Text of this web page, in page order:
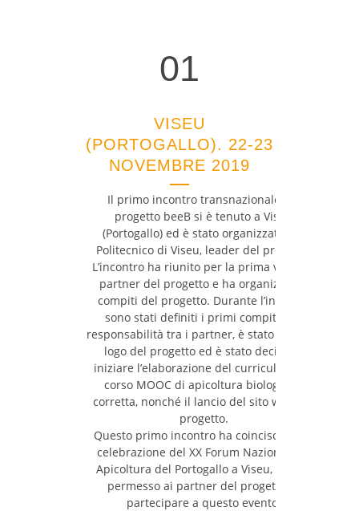
01
VISEU
(PORTOGALLO). 22-23
NOVEMBRE 2019
Il primo incontro transnazionale del
progetto beeB si è tenuto a Viseu
(Portogallo) ed è stato organizzato dal
Politecnico di Viseu, leader del progetto.
L’incontro ha riunito per la prima volta i 6
partner del progetto e ha organizzato i
compiti del progetto. Durante l’incontro
sono stati definiti i primi compiti e le
responsabilità tra i partner, è stato deciso il
logo del progetto ed è stato deciso di
iniziare l’elaborazione del curriculum del
corso MOOC di apicoltura biologica e
corretta, nonché il lancio del sito web del
progetto.
Questo primo incontro ha coinciso con la
celebrazione del XX Forum Nazionale di
Apicoltura del Portogallo a Viseu, che ha
permesso ai partner del progetto di
partecipare a questo evento.